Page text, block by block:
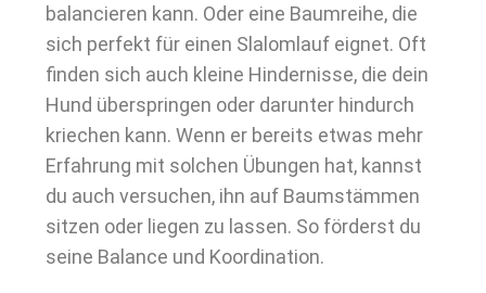
balancieren kann. Oder eine Baumreihe, die
sich perfekt für einen Slalomlauf eignet. Oft
finden sich auch kleine Hindernisse, die dein
Hund überspringen oder darunter hindurch
kriechen kann. Wenn er bereits etwas mehr
Erfahrung mit solchen Übungen hat, kannst
du auch versuchen, ihn auf Baumstämmen
sitzen oder liegen zu lassen. So förderst du
seine Balance und Koordination.